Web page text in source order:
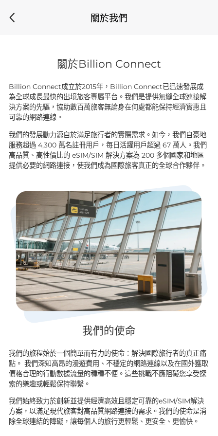
關於我們
關於Billion Connect
Billion Connect成立於2015年，Billion Connect已迅速發展成
為全球成長最快的出境旅客專屬平台。我們是提供無縫全球連接解
決方案的先驅，協助數百萬旅客無論身在何處都能保持經濟實惠且
可靠的網路連線。
我們的發展動力源自於滿足旅行者的實際需求。如今，我們自豪地
服務超過 4,300 萬名註冊用戶，每日活躍用戶超過 67 萬人。我們
高品質、高性價比的 eSIM/SIM 解決方案為 200 多個國家和地區
提供必要的網路連接，使我們成為國際旅客真正的全球合作夥伴。
我們的使命
我們的旅程始於一個簡單而有力的使命：解決國際旅行者的真正痛
點。 我們深知高昂的漫遊費用、不穩定的網路連線以及在國外獲取
價格合理的行動數據流量的種種不便。這些挑戰不應阻礙您享受探
索的樂趣或輕鬆保持聯繫。
我們始終致力於創新並提供經濟高效且穩定可靠的eSIM/SIM解決
方案，以滿足現代旅客對高品質網路連接的需求。我們的使命是消
除全球連結的障礙，讓每個人的旅行更輕鬆、更安全、更愉快。